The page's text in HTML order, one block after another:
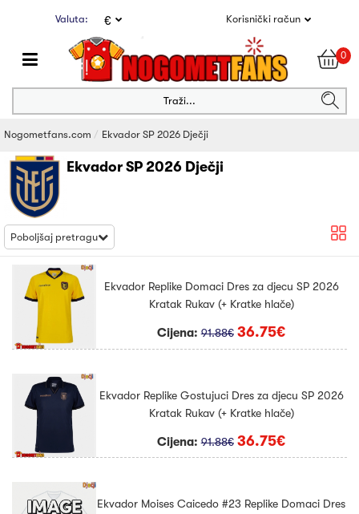
Valuta: € Korisnički račun
0
Traži...
Nogometfans.com Ekvador SP 2026 Dječji
Ekvador SP 2026 Dječji
Poboljšaj pretragu
Ekvador Replike Domaci Dres za djecu SP 2026
Kratak Rukav (+ Kratke hlače)
Cijena:91.88€ 36.75€
Ekvador Replike Gostujuci Dres za djecu SP 2026
Kratak Rukav (+ Kratke hlače)
Cijena:91.88€ 36.75€
Ekvador Moises Caicedo #23 Replike Domaci Dres